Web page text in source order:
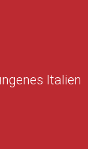
Italien